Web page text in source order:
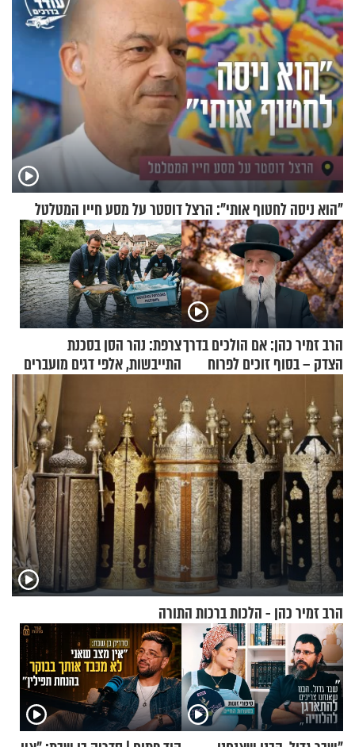
"הוא ניסה לחטוף אותי": הרצל דוסטר על מסע חייו המטלטל
הרב זמיר כהן: אם הולכים בדרך
הצדק – בסוף זוכים לפרוח
צרפת: נהר הסן בסכנת
התייבשות, אלפי דגים מועברים
הרב זמיר כהן - הלכות ברכות התורה